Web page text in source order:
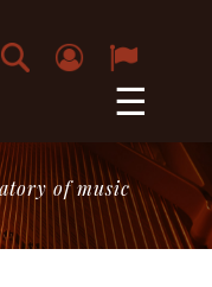
☰
of music